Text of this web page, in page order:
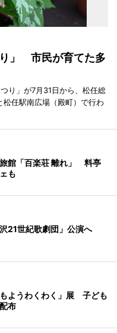
」 市民が育てた多
り」が7月31日から、松任総
任駅南広場（殿町）で行わ
館「百楽荘 離れ」 料亭
も
21世紀歌劇団」公演へ
ようわくわく」展 子ども
布